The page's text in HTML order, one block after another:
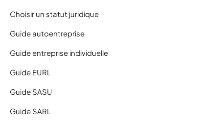
Choisir un statut juridique
Guide autoentreprise
Guide entreprise individuelle
Guide EURL
Guide SASU
Guide SARL